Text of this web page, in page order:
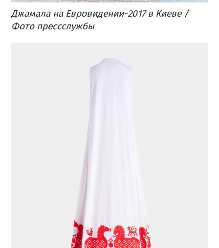
Джамала на Евровидении-2017 в Киеве /
Фото прессслужбы